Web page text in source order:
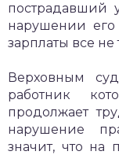
пострадавший
нарушении
зарплаты все не
Верховным
работник
продолжает
нарушение
значит, что на